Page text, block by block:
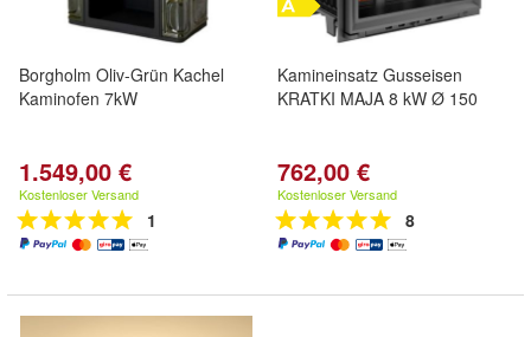
Borgholm Oliv-Grün Kachel
Kaminofen 7kW
1.549,00 €
Kostenloser Versand
1
Kamineinsatz Gusseisen
KRATKI MAJA 8 kW Ø 150
762,00 €
Kostenloser Versand
8